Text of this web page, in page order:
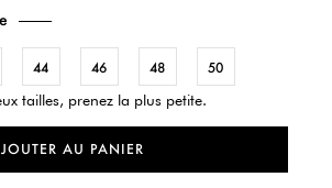
44 46 48 50
tailles, prenez la plus petite.
AU PANIER